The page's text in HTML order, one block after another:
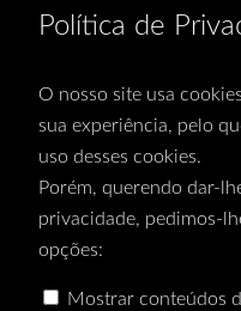
Política de
O nosso site usa
sua experiência, pelo
uso desses cookies.
Porém, querendo dar-
privacidade, pedimos-
opções:
Mostrar conteúdos